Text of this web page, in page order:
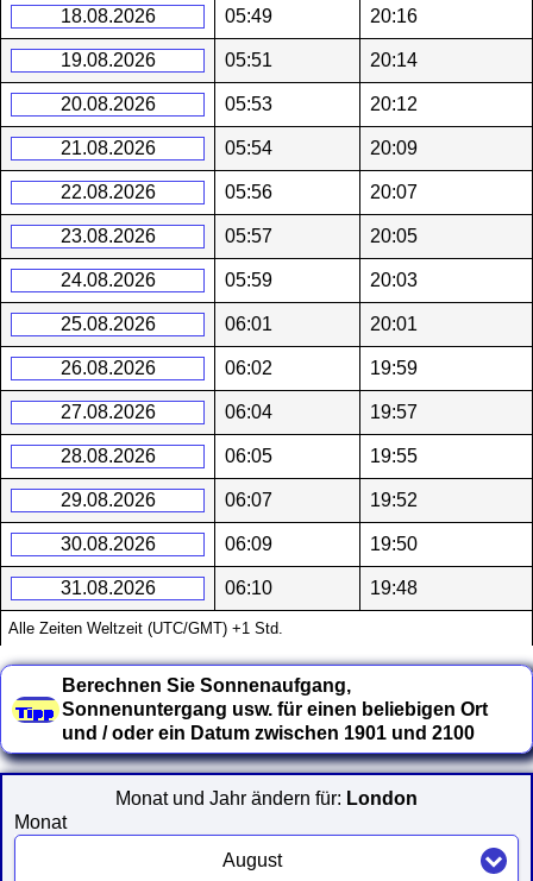
18.08.2026 05:49 20:16
19.08.2026 05:51 20:14
20.08.2026 05:53 20:12
21.08.2026 05:54 20:09
22.08.2026 05:56 20:07
23.08.2026 05:57 20:05
24.08.2026 05:59 20:03
25.08.2026 06:01 20:01
26.08.2026 06:02 19:59
27.08.2026 06:04 19:57
28.08.2026 06:05 19:55
29.08.2026 06:07 19:52
30.08.2026 06:09 19:50
31.08.2026 06:10 19:48
Alle Zeiten Weltzeit (UTC/GMT) +1 Std.
Berechnen Sie Sonnenaufgang,
Sonnenuntergang usw. für einen beliebigen Ort
und / oder ein Datum zwischen 1901 und 2100
Monat und Jahr ändern für: London
Monat
August